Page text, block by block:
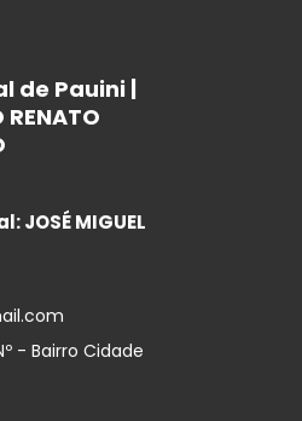
de Pauini |
MIGUEL
- Bairro Cidade